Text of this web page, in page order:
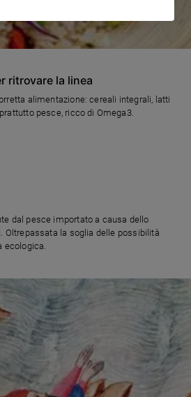
ritrovare la linea
alimentazione: cereali integrali, latti
pesce, ricco di Omega3.
dal pesce importato a causa dello
la soglia delle possibilità
ecologica.